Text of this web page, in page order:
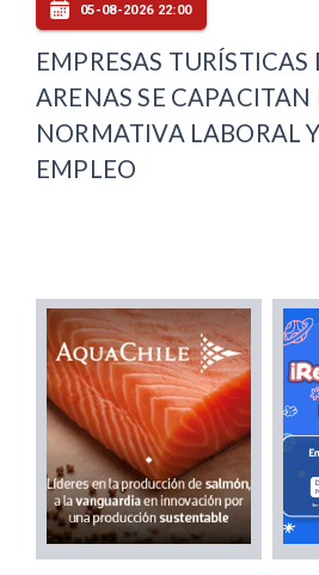
05-08-2026 22:00
EMPRESAS
ARENAS SE CAPACITAN
NORMATIVA LABORAL
EMPLEO